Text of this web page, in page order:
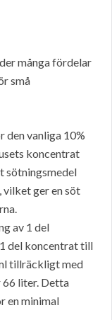
många fördelar
små
den vanliga 10%
koncentrat
sötningsmedel
vilket ger en söt
av 1 del
del koncentrat till
tillräckligt med
liter. Detta
en minimal